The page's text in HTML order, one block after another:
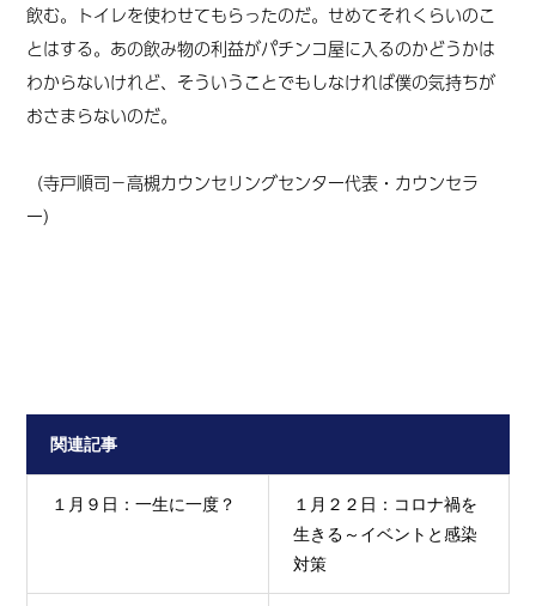
飲む。トイレを使わせてもらったのだ。せめてそれくらいのこ
とはする。あの飲み物の利益がパチンコ屋に入るのかどうかは
わからないけれど、そういうことでもしなければ僕の気持ちが
おさまらないのだ。
（寺戸順司－高槻カウンセリングセンター代表・カウンセラ
ー）
関連記事
１月９日：一生に一度？
１月２２日：コロナ禍を
生きる～イベントと感染
対策